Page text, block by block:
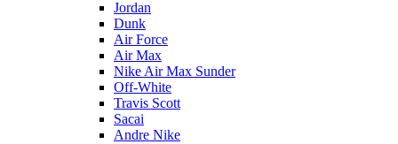
Jordan
Dunk
Air Force
Air Max
Nike Air Max Sunder
Off-White
Travis Scott
Sacai
Andre Nike